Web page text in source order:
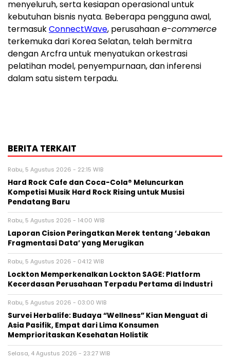
menyeluruh, serta kesiapan operasional untuk
kebutuhan bisnis nyata. Beberapa pengguna awal,
termasukConnectWave, perusahaane-commerce
terkemuka dari Korea Selatan, telah bermitra
dengan Arcfra untuk menyatukan orkestrasi
pelatihan model, penyempurnaan, dan inferensi
dalam satu sistem terpadu.
BERITA TERKAIT
Rabu, 5 Agustus 2026 - 22:15 WIB
Hard Rock Cafe dan Coca-Cola® Meluncurkan
Kompetisi Musik Hard Rock Rising untuk Musisi
Pendatang Baru
Rabu, 5 Agustus 2026 - 14:00 WIB
Laporan Cision Peringatkan Merek tentang ‘Jebakan
Fragmentasi Data’ yang Merugikan
Rabu, 5 Agustus 2026 - 04:12 WIB
Lockton Memperkenalkan Lockton SAGE: Platform
Kecerdasan Perusahaan Terpadu Pertama di Industri
Rabu, 5 Agustus 2026 - 03:00 WIB
Survei Herbalife: Budaya “Wellness” Kian Menguat di
Asia Pasifik, Empat dari Lima Konsumen
Memprioritaskan Kesehatan Holistik
Selasa, 4 Agustus 2026 - 23:27 WIB